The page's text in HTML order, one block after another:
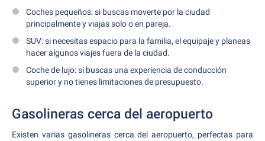
Coches pequeños: si buscas moverte por la ciudad
principalmente y viajas solo o en pareja.
SUV: si necesitas espacio para la familia, el equipaje y planeas
hacer algunos viajes fuera de la ciudad.
Coche de lujo: si buscas una experiencia de conducción
superior y no tienes limitaciones de presupuesto.
Gasolineras cerca del aeropuerto
Existen varias gasolineras cerca del aeropuerto, perfectas para